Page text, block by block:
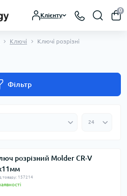
Клієнту
0
Ключі Ключі розрізні
Фільтр
розрізний Molder CR-V
товару: 157214